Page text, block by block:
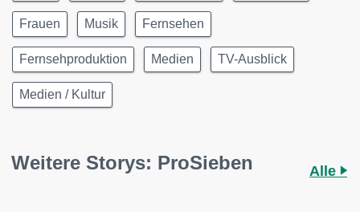
Frauen Musik Fernsehen
Fernsehproduktion Medien TV-Ausblick
Medien / Kultur
Weitere Storys: ProSieben Alle